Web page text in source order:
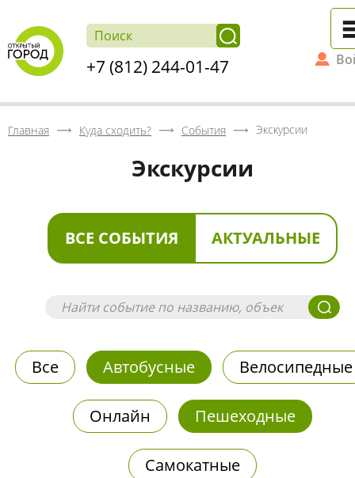
+7 (812) 244-01-47
Главная Куда сходить? События Экскурсии
Экскурсии
ВСЕ СОБЫТИЯ АКТУАЛЬНЫЕ
Все Автобусные Велосипедные
Онлайн Пешеходные
Самокатные